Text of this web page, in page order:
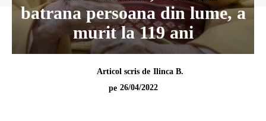
batrana persoana din lume, a
murit la 119 ani
Articol scris de Ilinca B.
pe 26/04/2022